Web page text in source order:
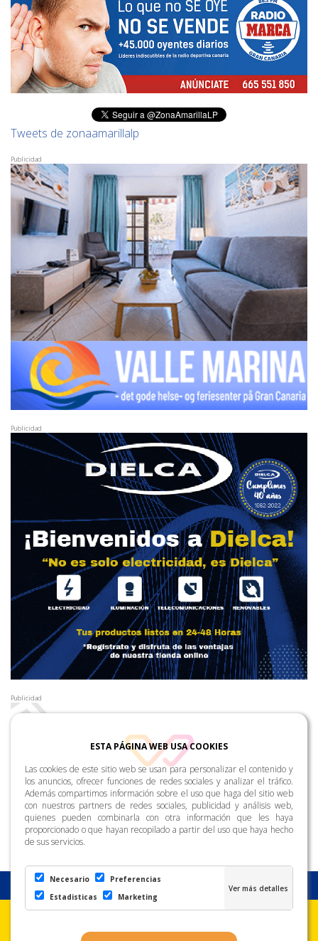
Tweets de zonaamarillalp
Publicidad
Publicidad
Publicidad
ESTA PÁGINA WEB USA COOKIES
Las cookies de este sitio web se usan para personalizar el contenido y
los anuncios, ofrecer funciones de redes sociales y analizar el tráfico.
Además compartimos información sobre el uso que haga del sitio web
con nuestros partners de redes sociales, publicidad y análisis web,
quienes pueden combinarla con otra información que les haya
proporcionado o que hayan recopilado a partir del uso que haya hecho
de sus servicios.
Necesario
Preferencias
Estadisticas
Marketing